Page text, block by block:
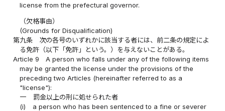
license from the prefectural governor.
（欠格事由）
(Grounds for Disqualification)
第九条
次の各号のいずれかに該当する者には、前二条の規定によ
る免許（以下「免許」という。）を与えないことがある。
Article 9
A person who falls under any of the following items
may be granted the license under the provisions of the
preceding two Articles (hereinafter referred to as a
"license"):
一
罰金以上の刑に処せられた者
(i)
a person who has been sentenced to a fine or severer